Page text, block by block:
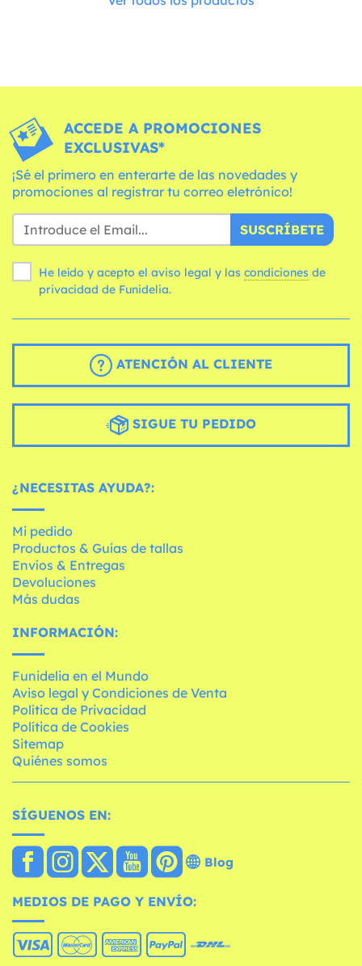
ACCEDE A PROMOCIONES
EXCLUSIVAS*
¡Sé el primero en enterarte de las novedades y
promociones al registrar tu correo eletrónico!
SUSCRÍBETE
He leído y acepto el aviso legal y las condiciones
privacidad de Funidelia.
ATENCIÓN AL CLIENTE
SIGUE TU PEDIDO
¿NECESITAS AYUDA?:
Mi pedido
Productos & Guías de tallas
Envíos & Entregas
Devoluciones
Más dudas
INFORMACIÓN:
Funidelia en el Mundo
Aviso legal y Condiciones de Venta
Política de Privacidad
Política de Cookies
Sitemap
Quiénes somos
SÍGUENOS EN:
Blog
MEDIOS DE PAGO Y ENVÍO: